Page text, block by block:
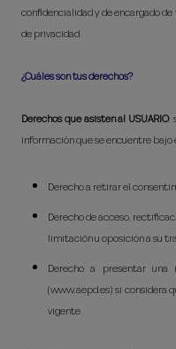
confidencialidad y de encargado
de privacidad.
¿Cuáles son tus derechos?
Derechos que asisten al USUARIO:
información que se encuentre bajo
Derecho a retirar el
Derecho de acceso,
limitación u oposición a su
Derecho a presentar
(www.aepd.es) si considera
vigente